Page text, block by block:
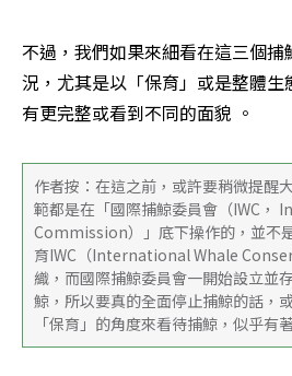
不過，我們如果來細看在這三個
況，尤其是以「保育」或是整體
有更完整或看到不同的面貌 。
作者按：在這之前，或許要稍微提醒
範都是在「國際捕鯨委員會（IWC
Commission）」底下操作的，並不
育IWC（International Whale
織，而國際捕鯨委員會一開始設立並
鯨，所以要真的全面停止捕鯨的話，
「保育」的角度來看待捕鯨，似乎有